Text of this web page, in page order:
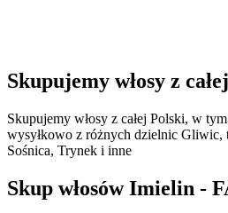
Skupujemy włosy z
Skupujemy włosy z całej Polski, w
wysyłkowo z różnych dzielnic Gliwic,
Sośnica, Trynek i inne
Skup włosów Imielin -